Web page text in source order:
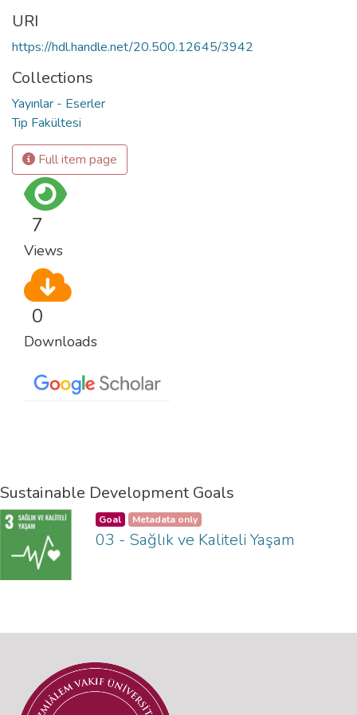
URI
https://hdl.handle.net/20.500.12645/3942
Collections
Yayınlar - Eserler
Tıp Fakültesi
Full item page
7
Views
0
Downloads
Sustainable Development Goals
Goal Metadata only
03 - Sağlık ve Kaliteli Yaşam